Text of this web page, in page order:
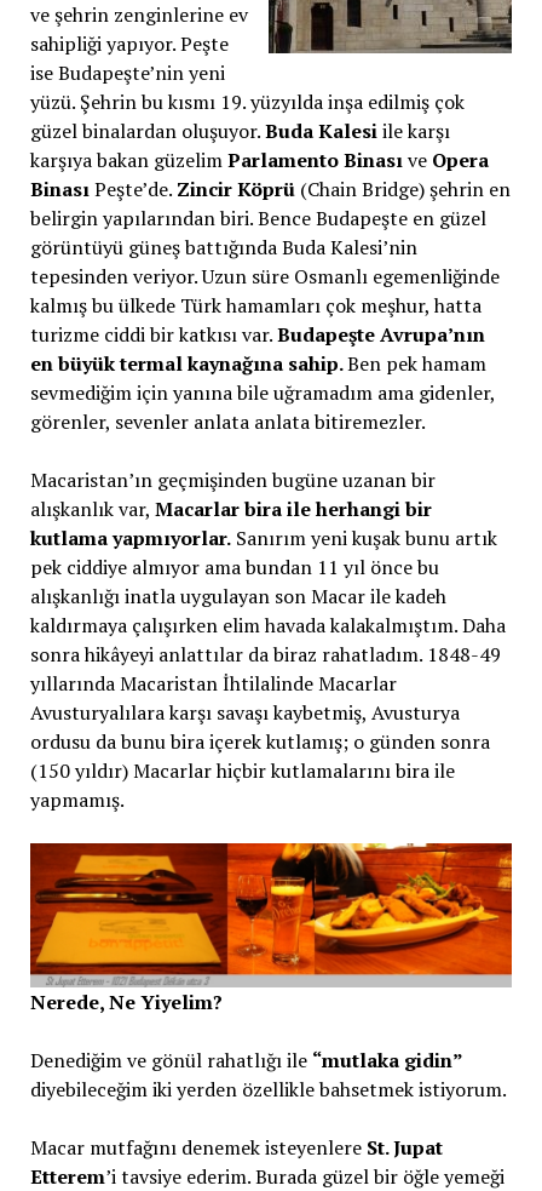
ve şehrin zenginlerine ev
sahipliği yapıyor. Peşte
ise Budapeşte’nin yeni
yüzü. Şehrin bu kısmı 19. yüzyılda inşa edilmiş çok
güzel binalardan oluşuyor.Buda Kalesiile karşı
karşıya bakan güzelimParlamento Binasıve Opera
BinasıPeşte’de. Zincir Köprü(Chain Bridge) şehrin en
belirgin yapılarından biri. Bence Budapeşte en güzel
görüntüyü güneş battığında Buda Kalesi’nin
tepesinden veriyor. Uzun süre Osmanlı egemenliğinde
kalmış bu ülkede Türk hamamları çok meşhur, hatta
turizme ciddi bir katkısı var.Budapeşte Avrupa’nın
en büyük termal kaynağına sahip.Ben pek hamam
sevmediğim için yanına bile uğramadım ama gidenler,
görenler, sevenler anlata anlata bitiremezler.
Macaristan’ın geçmişinden bugüne uzanan bir
alışkanlık var, Macarlar bira ile herhangi bir
kutlama yapmıyorlar.Sanırım yeni kuşak bunu artık
pek ciddiye almıyor ama bundan 11 yıl önce bu
alışkanlığı inatla uygulayan son Macar ile kadeh
kaldırmaya çalışırken elim havada kalakalmıştım. Daha
sonra hikâyeyi anlattılar da biraz rahatladım. 1848-49
yıllarında Macaristan İhtilalinde Macarlar
Avusturyalılara karşı savaşı kaybetmiş, Avusturya
ordusu da bunu bira içerek kutlamış; o günden sonra
(150 yıldır) Macarlar hiçbir kutlamalarını bira ile
yapmamış.
Nerede, Ne Yiyelim?
Denediğim ve gönül rahatlığı ile “mutlaka gidin”
diyebileceğim iki yerden özellikle bahsetmek istiyorum.
Macar mutfağını denemek isteyenlere St. Jupat
Etterem’i tavsiye ederim. Burada güzel bir öğle yemeği